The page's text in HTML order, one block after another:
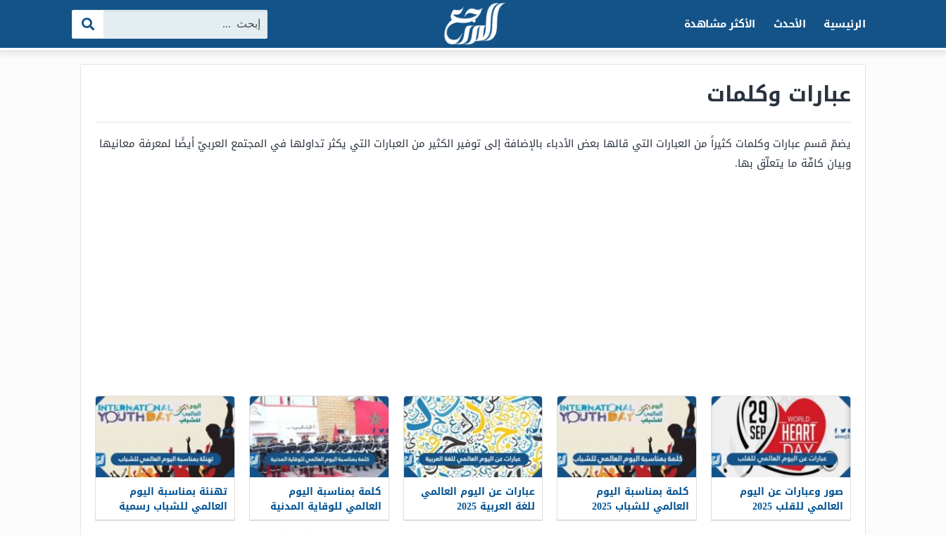
الرئيسية الأحدث الأكثر مشاهدة البحث:
عبارات وكلمات
يضمّ قسم عبارات وكلمات كثيراً من العبارات التي قالها بعض الأدباء بالإضافة إلى توفير الكثير من العبارات التي يكثر تداولها في المجتمع العربيّ أيضًا لمعرفة معانيها
وبيان كافّة ما يتعلّق بها.
صور وعبارات عن اليوم
العالمي للقلب 2025
كلمة بمناسبة اليوم
العالمي للشباب 2025
جاهزة للطباعة
عبارات عن اليوم العالمي
للغة العربية 2025
كلمة بمناسبة اليوم
العالمي للوقاية المدنية
2025
تهنئة بمناسبة اليوم
العالمي للشباب رسمية
2025